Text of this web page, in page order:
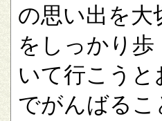
の思い出を大
をしっかり歩
いて行こう
でがんばる